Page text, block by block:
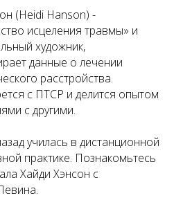
(Heidi Hanson) -
исцеления травмы» и
художник,
данные о лечении
расстройства.
с ПТСР и делится опытом
с другими.
училась в дистанционной
практике. Познакомьтесь
Хайди Хэнсон с